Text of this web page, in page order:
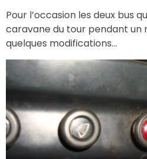
Pour l’occasion les deux bus
caravane du tour pendant un
quelques modifications…